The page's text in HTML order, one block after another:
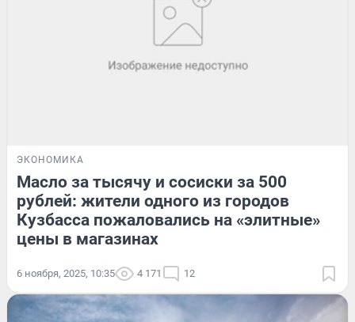
ЭКОНОМИКА
Масло за тысячу и сосиски за 500
рублей: жители одного из городов
Кузбасса пожаловались на «элитные»
цены в магазинах
6 ноября, 2025, 10:35 4 171 12